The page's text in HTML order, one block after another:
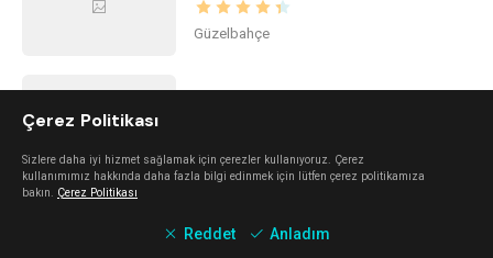
Güzelbahçe
Alaçatı
Çerez Politikası
Sizlere daha iyi hizmet sağlamak için çerezler kullanıyoruz. Çerez
kullanımımız hakkında daha fazla bilgi edinmek için lütfen çerez politikamıza
bakın. Çerez Politikası
Reddet Anladım